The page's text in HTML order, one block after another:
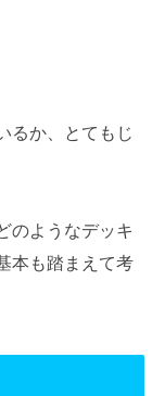
るか、とてもじ
のようなデッキ
本も踏まえて考